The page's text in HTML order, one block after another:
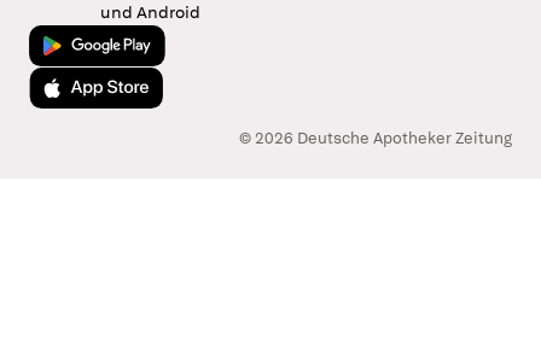
und Android
Jetzt bei Google Play
Laden im App Store
© 2026 Deutsche Apotheker Zeitung